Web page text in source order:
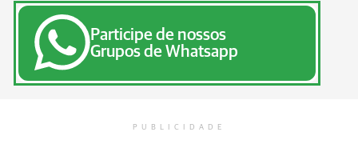
Participe de nossos
Grupos de Whatsapp
PUBLICIDADE